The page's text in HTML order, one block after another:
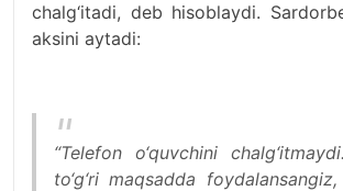
chalg‘itadi, deb hisoblaydi.
aksini aytadi:
“Telefon o‘quvchini
to‘g‘ri maqsadda